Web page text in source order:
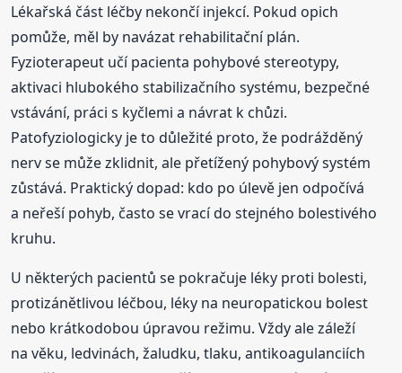
Lékařská část léčby nekončí injekcí. Pokud opich
pomůže, měl by navázat rehabilitační plán.
Fyzioterapeut učí pacienta pohybové stereotypy,
aktivaci hlubokého stabilizačního systému, bezpečné
vstávání, práci s kyčlemi a návrat k chůzi.
Patofyziologicky je to důležité proto, že podrážděný
nerv se může zklidnit, ale přetížený pohybový systém
zůstává. Praktický dopad: kdo po úlevě jen odpočívá
a neřeší pohyb, často se vrací do stejného bolestivého
kruhu.
U některých pacientů se pokračuje léky proti bolesti,
protizánětlivou léčbou, léky na neuropatickou bolest
nebo krátkodobou úpravou režimu. Vždy ale záleží
na věku, ledvinách, žaludku, tlaku, antikoagulanciích